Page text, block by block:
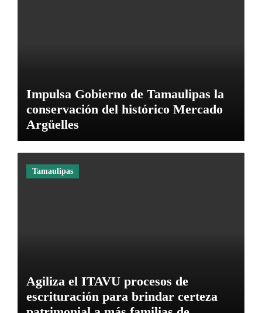
Impulsa Gobierno de Tamaulipas la
conservación del histórico Mercado
Argüelles
Tamaulipas
Agiliza el ITAVU procesos de
escrituración para brindar certeza